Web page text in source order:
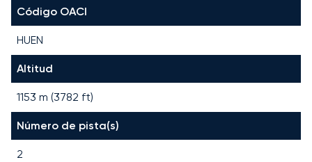
Código OACI
HUEN
Altitud
1153 m (3782 ft)
Número de pista(s)
2